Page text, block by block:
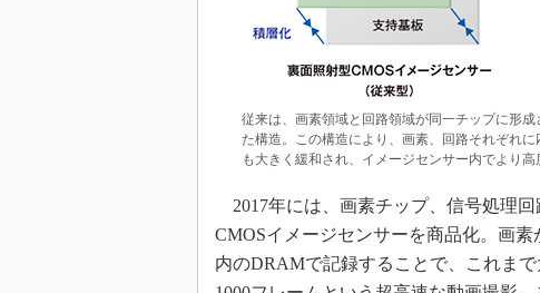
従来は、画素領域と回路領域が同一チップに形
た構造。この構造により、画素、回路それぞれ
も大きく緩和され、イメージセンサー内でより高
2017年には、画素チップ、信号処理
CMOSイメージセンサーを商品化。画
内のDRAMで記録することで、これま